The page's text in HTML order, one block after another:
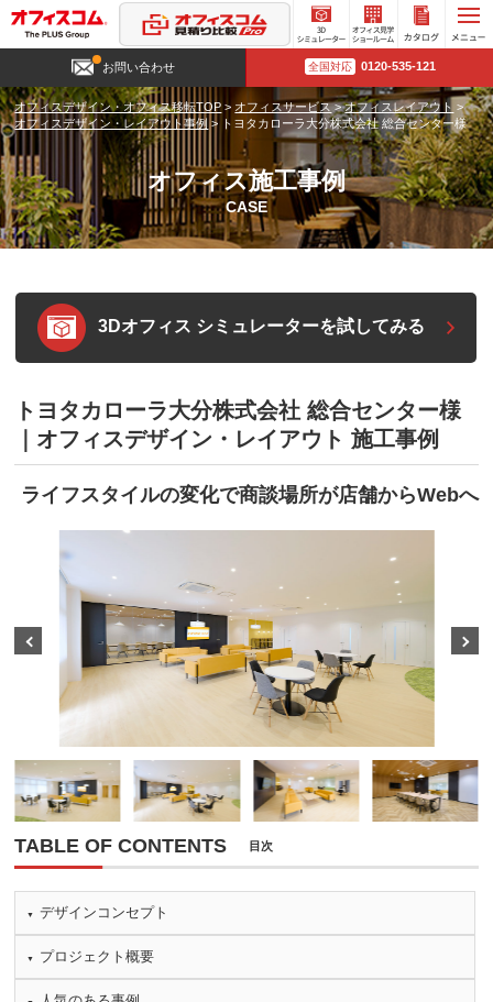
3D
シミュ
レータ
ー
オフィ
ス見学
ショー
ルーム
お問い合わせ 全国対応 0120-535-121
オフィスデザイン・オフィス移転TOP > オフィスサービス>オフィスレイアウト >
オフィスデザイン・レイアウト事例 > トヨタカローラ大分株式会社 総合センター様
オフィス施工事例
CASE
3Dオフィス シミュレーターを試してみる
トヨタカローラ大分株式会社 総合センター様
｜オフィスデザイン・レイアウト 施工事例
ライフスタイルの変化で商談場所が店舗からWebへ
TABLE OF CONTENTS 目次
デザインコンセプト
プロジェクト概要